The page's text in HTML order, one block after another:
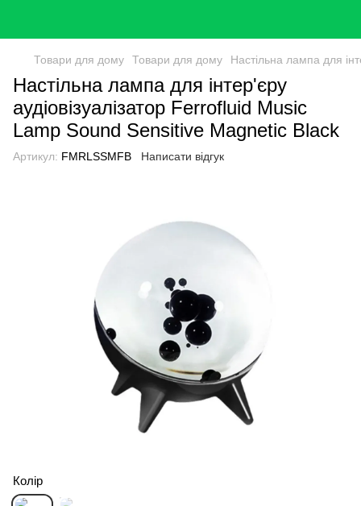
Товари для дому Товари для дому Настільна лампа для
Настільна лампа для інтер'єру
аудіовізуалізатор Ferrofluid Music
Lamp Sound Sensitive Magnetic Black
Артикул: FMRLSSMFB Написати відгук
Колір